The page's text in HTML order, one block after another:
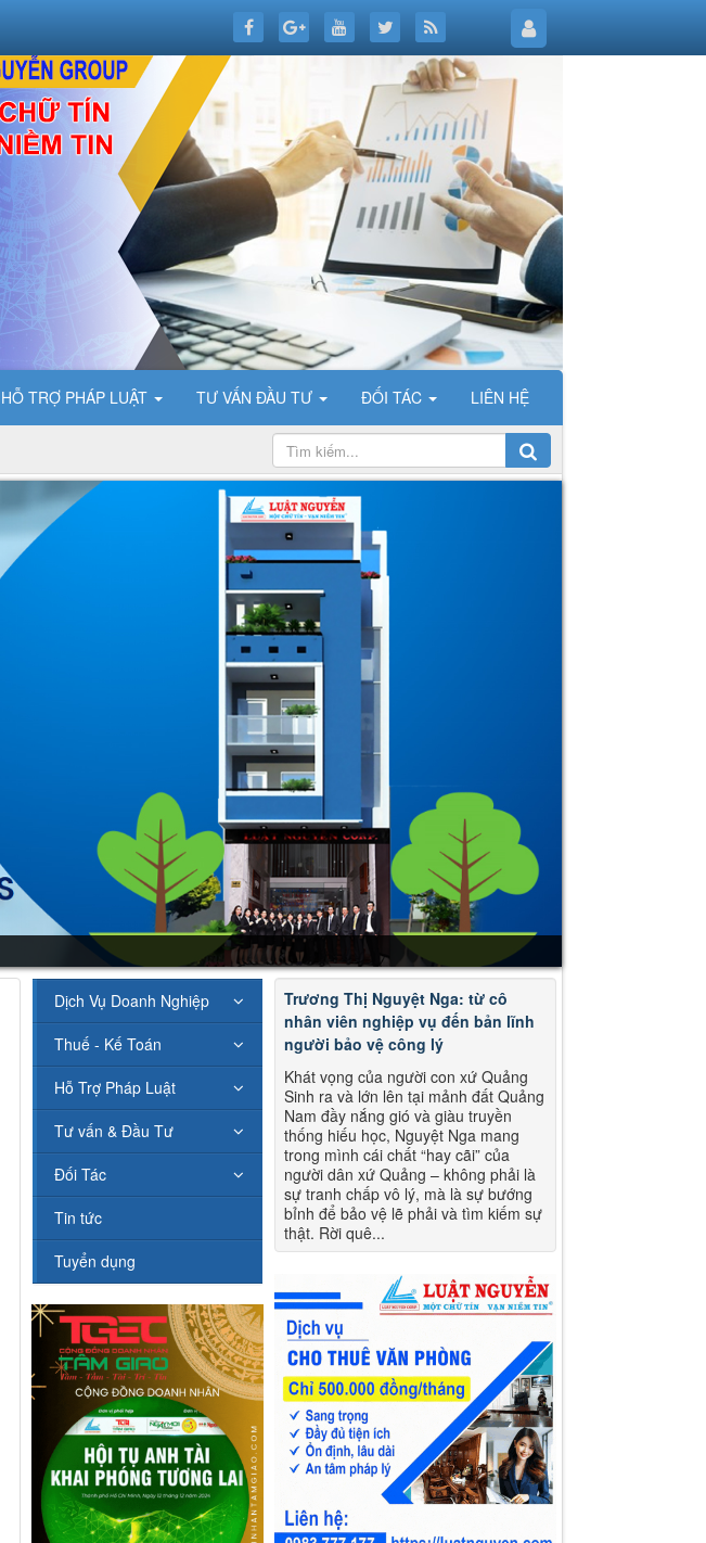
HỖ TRỢ PHÁP LUẬT TƯ VẤN ĐẦU TƯ ĐỐI TÁC LIÊN HỆ
Trương Thị Nguyệt Nga: từ cô
nhân viên nghiệp vụ đến bản lĩnh
người bảo vệ công lý
Khát vọng của người con xứ Quảng
Sinh ra và lớn lên tại mảnh đất Quảng
Nam đầy nắng gió và giàu truyền
thống hiếu học, Nguyệt Nga mang
trong mình cái chất “hay cãi” của
người dân xứ Quảng – không phải là
sự tranh chấp vô lý, mà là sự bướng
bỉnh để bảo vệ lẽ phải và tìm kiếm sự
thật. Rời quê...
Dịch Vụ Doanh Nghiệp
Thuế - Kế Toán
Hỗ Trợ Pháp Luật
Tư vấn & Đầu Tư
Đối Tác
Tin tức
Tuyển dụng